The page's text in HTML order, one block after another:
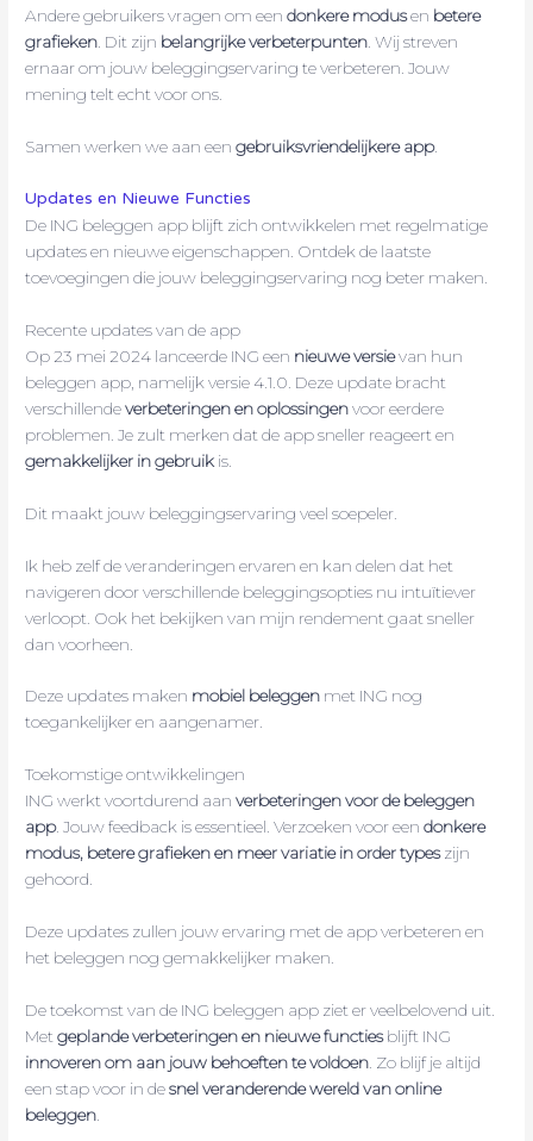
Andere gebruikers vragen om eendonkere modusen betere
grafieken . Dit zijn belangrijke verbeterpunten . Wij streven
ernaar om jouw beleggingservaring te verbeteren. Jouw
mening telt echt voor ons.
Samen werken we aan eengebruiksvriendelijkere app.
Updates en Nieuwe Functies
De ING beleggen app blijft zich ontwikkelen met regelmatige
updates en nieuwe eigenschappen. Ontdek de laatste
toevoegingen die jouw beleggingservaring nog beter maken.
Recente updates van de app
Op 23 mei 2024 lanceerde ING een nieuwe versievan hun
beleggen app, namelijk versie 4.1.0. Deze update bracht
verschillendeverbeteringen en oplossingenvoor eerdere
problemen. Je zult merken dat de app sneller reageert en
gemakkelijker in gebruik is.
Dit maakt jouw beleggingservaring veel soepeler.
Ik heb zelf de veranderingen ervaren en kan delen dat het
navigeren door verschillende beleggingsopties nu intuïtiever
verloopt. Ook het bekijken van mijn rendement gaat sneller
dan voorheen.
Deze updates maken mobiel beleggen met ING nog
toegankelijker en aangenamer.
Toekomstige ontwikkelingen
ING werkt voortdurend aanverbeteringen voor de beleggen
app. Jouw feedback is essentieel. Verzoeken voor eendonkere
modus, betere grafieken en meer variatie in order typeszijn
gehoord.
Deze updates zullen jouw ervaring met de app verbeteren en
het beleggen nog gemakkelijker maken.
De toekomst van de ING beleggen app ziet er veelbelovend uit.
Metgeplande verbeteringen en nieuwe functiesblijft ING
innoveren om aan jouw behoeften te voldoen . Zo blijf je altijd
een stap voor in desnel veranderende wereld van online
beleggen